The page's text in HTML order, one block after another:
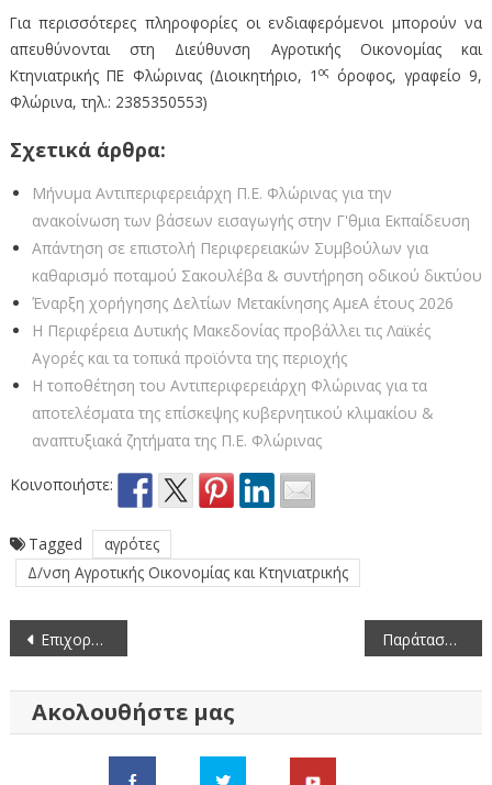
Για περισσότερες πληροφορίες οι ενδιαφερόμενοι μπορούν να
απευθύνονται στη Διεύθυνση Αγροτικής Οικονομίας και
Κτηνιατρικής ΠΕ Φλώρινας (Διοικητήριο, 1ος
όροφος, γραφείο 9,
Φλώρινα, τηλ.: 2385350553)
Σχετικά άρθρα:
Μήνυμα Αντιπεριφερειάρχη Π.Ε. Φλώρινας για την
ανακοίνωση των βάσεων εισαγωγής στην Γ'θμια Εκπαίδευση
Απάντηση σε επιστολή Περιφερειακών Συμβούλων για
καθαρισμό ποταμού Σακουλέβα & συντήρηση οδικού δικτύου
Έναρξη χορήγησης Δελτίων Μετακίνησης ΑμεΑ έτους 2026
Η Περιφέρεια Δυτικής Μακεδονίας προβάλλει τις Λαϊκές
Αγορές και τα τοπικά προϊόντα της περιοχής
Η τοποθέτηση του Αντιπεριφερειάρχη Φλώρινας για τα
αποτελέσματα της επίσκεψης κυβερνητικού κλιμακίου &
αναπτυξιακά ζητήματα της Π.Ε. Φλώρινας
Κοινοποιήστε:
Tagged
αγρότες
Δ/νση Αγροτικής Οικονομίας και Κτηνιατρικής
Πλοήγηση
Επιχορήγηση Επιχειρήσεων Εστίασης για την προμήθεια Θερμαντικών Σωμάτων Εξωτερικού Χώρου Παράταση της χρηματοδότησης λειτουργίας των τεσσάρων δομών που λειτουργούν στην Περιφέρεια Δυτικής Μακεδονίας προς όφελος των γυναικών και για την καταπολέμηση της βίας, συνολικού προϋπολογισμού 2,4 εκ. ευρώ, από το Επιχειρησιακό Πρόγραμμα Δυτικής Μακεδονίας του ΕΣΠΑ 2014-2020
Ακολουθήστε μας